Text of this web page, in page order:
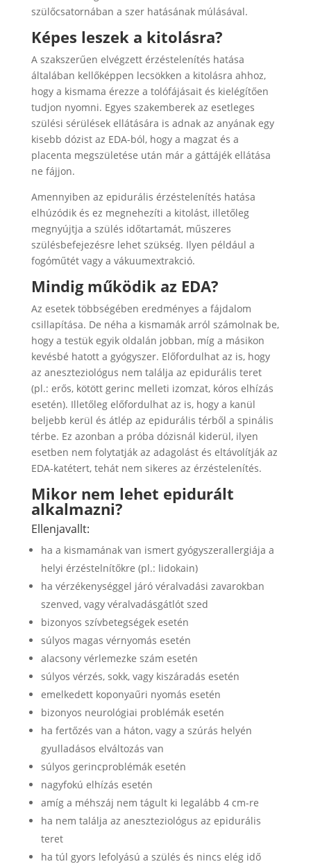
szülőcsatornában a szer hatásának múlásával.
Képes leszek a kitolásra?
A szakszerűen elvégzett érzéstelenítés hatása
általában kellőképpen lecsökken a kitolásra ahhoz,
hogy a kismama érezze a tolófájásait és kielégítően
tudjon nyomni. Egyes szakemberek az esetleges
szülési sérülések ellátására is adnak az anyának egy
kisebb dózist az EDA-ból, hogy a magzat és a
placenta megszületése után már a gáttájék ellátása
ne fájjon.
Amennyiben az epidurális érzéstelenítés hatása
elhúzódik és ez megnehezíti a kitolást, illetőleg
megnyújtja a szülés időtartamát, műszeres
szülésbefejezésre lehet szükség. Ilyen például a
fogóműtét vagy a vákuumextrakció.
Mindig működik az EDA?
Az esetek többségében eredményes a fájdalom
csillapítása. De néha a kismamák arról számolnak be,
hogy a testük egyik oldalán jobban, míg a másikon
kevésbé hatott a gyógyszer. Előfordulhat az is, hogy
az aneszteziológus nem találja az epidurális teret
(pl.: erős, kötött gerinc melleti izomzat, kóros elhízás
esetén). Illetőleg előfordulhat az is, hogy a kanül
beljebb kerül és átlép az epidurális térből a spinális
térbe. Ez azonban a próba dózisnál kiderül, ilyen
esetben nem folytatják az adagolást és eltávolítják az
EDA-katétert, tehát nem sikeres az érzéstelenítés.
Mikor nem lehet epidurált
alkalmazni?
Ellenjavallt:
ha a kismamának van ismert gyógyszerallergiája a
helyi érzéstelnítőkre (pl.: lidokain)
ha vérzékenységgel járó véralvadási zavarokban
szenved, vagy véralvadásgátlót szed
bizonyos szívbetegségek esetén
súlyos magas vérnyomás esetén
alacsony vérlemezke szám esetén
súlyos vérzés, sokk, vagy kiszáradás esetén
emelkedett koponyaűri nyomás esetén
bizonyos neurológiai problémák esetén
ha fertőzés van a háton, vagy a szúrás helyén
gyulladásos elváltozás van
súlyos gerincproblémák esetén
nagyfokú elhízás esetén
amíg a méhszáj nem tágult ki legalább 4 cm-re
ha nem találja az aneszteziológus az epidurális
teret
ha túl gyors lefolyású a szülés és nincs elég idő